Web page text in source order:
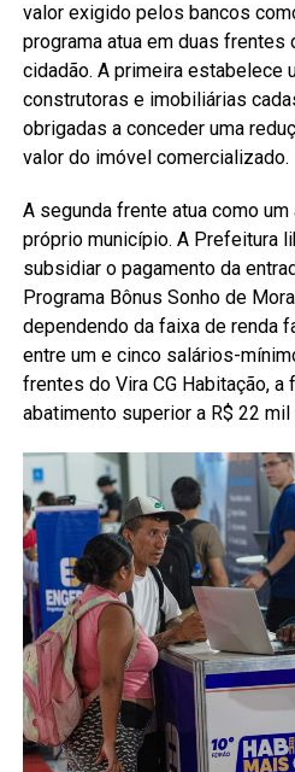
valor exigido pelos bancos
programa atua em duas frentes
cidadão. A primeira estabelece
construtoras e imobiliárias
obrigadas a conceder uma
valor do imóvel comercializado.
A segunda frente atua como
próprio município. A Prefeitura
subsidiar o pagamento da
Programa Bônus Sonho de
dependendo da faixa de renda
entre um e cinco salários-
frentes do Vira CG Habitação, a
abatimento superior a R$ 22